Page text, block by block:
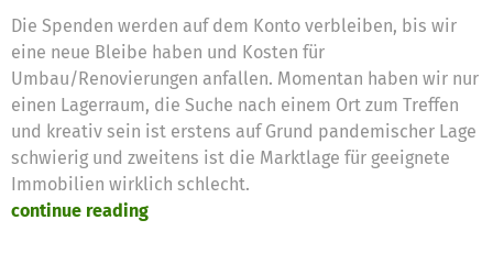
Die Spenden werden auf dem Konto verbleiben, bis wir
eine neue Bleibe haben und Kosten für
Umbau/Renovierungen anfallen. Momentan haben wir nur
einen Lagerraum, die Suche nach einem Ort zum Treffen
und kreativ sein ist erstens auf Grund pandemischer Lage
schwierig und zweitens ist die Marktlage für geeignete
Immobilien wirklich schlecht.
continue reading